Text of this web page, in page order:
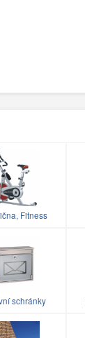
Fitness
schránky